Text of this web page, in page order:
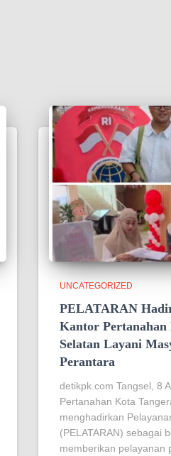
UNCATEGORIZED
PELATARAN
Kantor Pertanahan
Selatan Layani
Perantara
detikpk.com Tangsel, 8
Pertanahan Kota
menghadirkan
(PELATARAN) sebagai
memberikan pelayanan